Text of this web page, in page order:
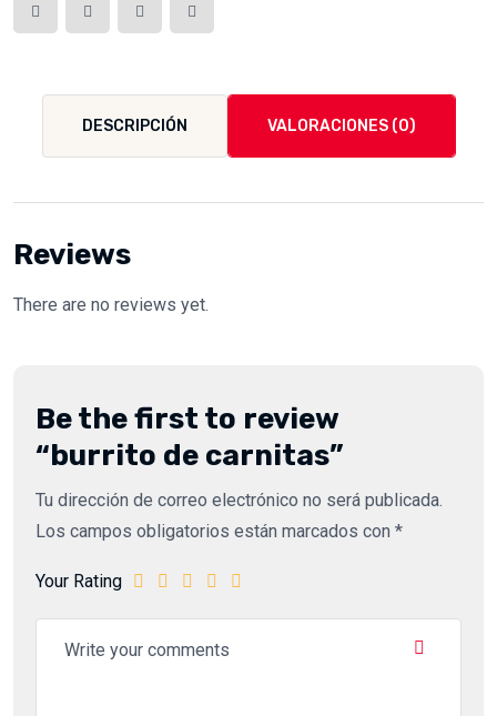
DESCRIPCIÓN VALORACIONES (0)
Reviews
There are no reviews yet.
Be the first to review
“burrito de carnitas”
Tu dirección de correo electrónico no será publicada.
Los campos obligatorios están marcados con *
Your Rating